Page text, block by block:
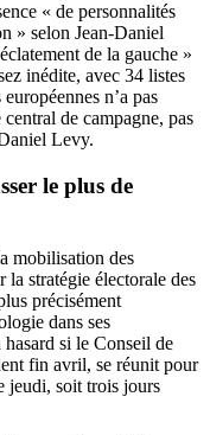
« de personnalités
» selon Jean-Daniel
de la gauche »
inédite, avec 34 listes
n’a pas
de campagne, pas
Levy.
le plus de
mobilisation des
stratégie électorale des
précisément
dans ses
hasard si le Conseil de
fin avril, se réunit pour
jeudi, soit trois jours